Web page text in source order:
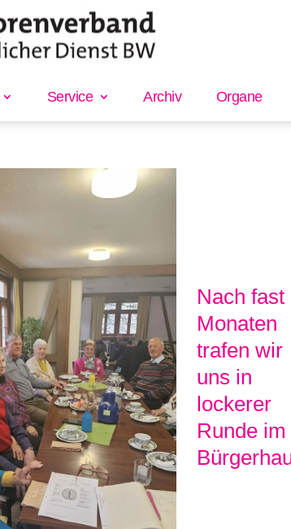
Service Archiv Organe
Nach fast
Monaten
trafen wir
uns in
lockerer
Runde im